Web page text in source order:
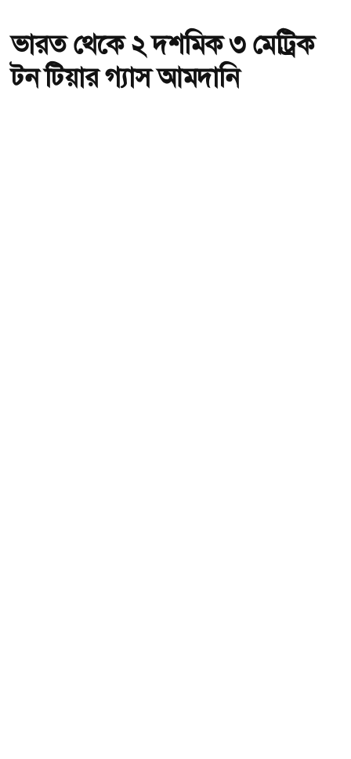
ভারত থেকে ২ দশমিক ৩ মেট্রিক
টন টিয়ার গ্যাস আমদানি